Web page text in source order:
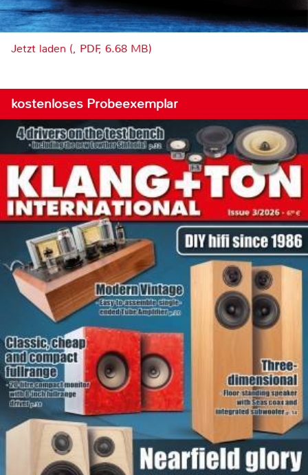
Jetzt laden (, PDF, 6.68 MB)
kostenloses Probeexemplar